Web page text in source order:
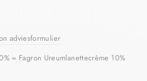
adviesformulier
= Fagron Ureumlanettecrème 10%